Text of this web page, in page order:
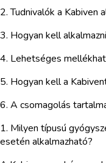
2. Tudnivalók a Kabiven
3. Hogyan kell
4. Lehetséges
5. Hogyan kell a
6. A csomagolás
1. Milyen típusú
esetén alkalmazható?